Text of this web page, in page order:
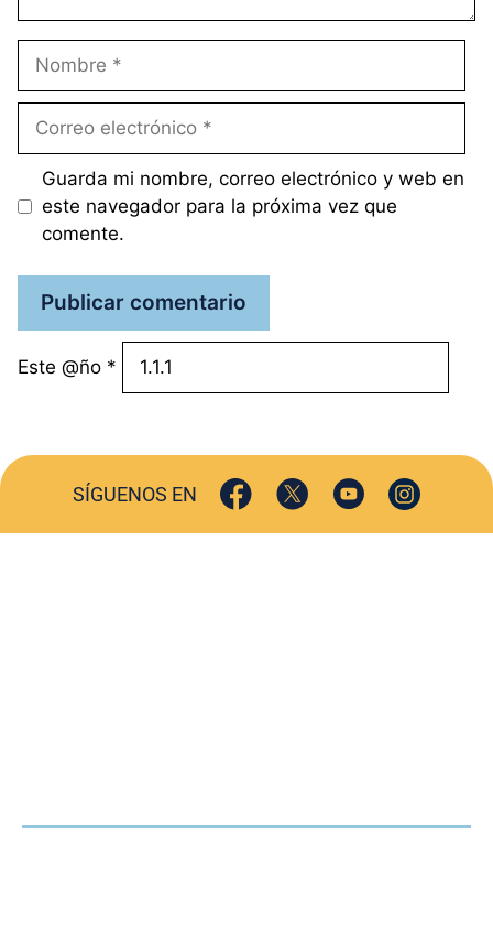
electrónico
Guarda mi nombre, correo electrónico y web en
este navegador para la próxima vez que
comente.
Este @ño *
SÍGUENOS EN